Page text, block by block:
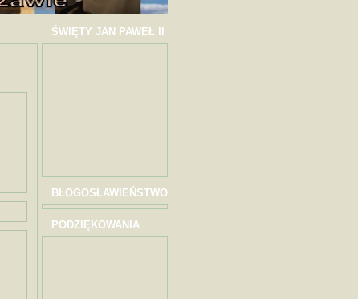
ŚWIĘTY JAN PAWEŁ II
BŁOGOSŁAWIEŃSTWO
PODZIĘKOWANIA